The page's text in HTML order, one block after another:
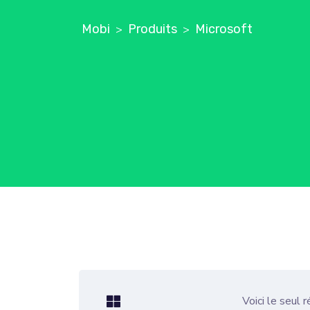
Mobi > Produits > Microsoft
Voici le seul